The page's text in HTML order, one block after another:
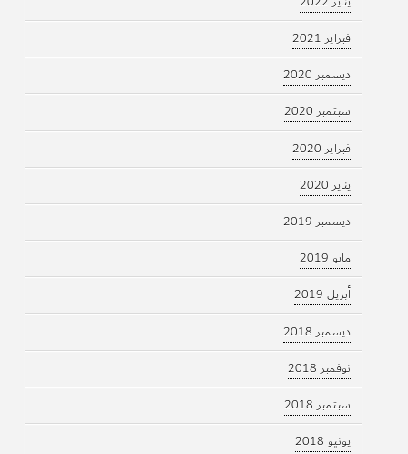
فبراير 2021
ديسمبر 2020
سبتمبر 2020
فبراير 2020
يناير 2020
ديسمبر 2019
مايو 2019
أبريل 2019
ديسمبر 2018
نوفمبر 2018
سبتمبر 2018
يونيو 2018